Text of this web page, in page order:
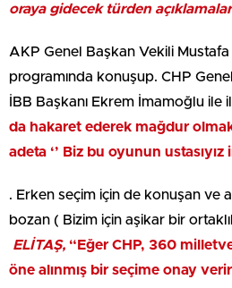
oraya gidecek türden
AKP Genel Başkan Vekili
programında konuşup. CHP
İBB Başkanı Ekrem İmamoğlu ile
da hakaret ederek mağdur
adeta ‘’ Biz bu oyunun
. Erken seçim için de konuşan ve
bozan ( Bizim için aşikar bir
ELİTAŞ, “Eğer CHP, 360
öne alınmış bir seçime onay